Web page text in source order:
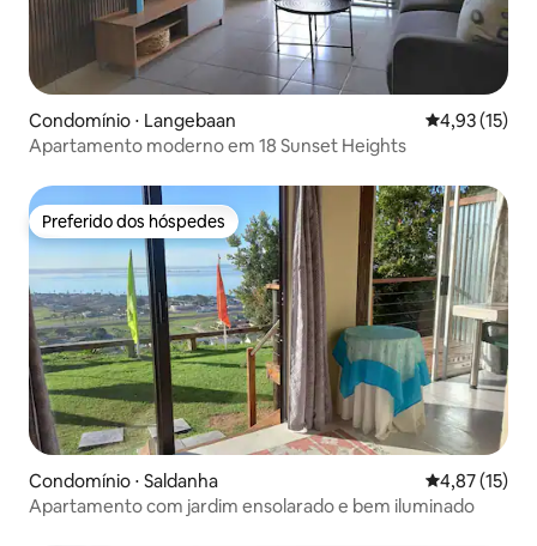
Condomínio ⋅ Langebaan 4,93 de uma
4,93 (15)
Apartamento moderno em 18 Sunset Heights
Preferido dos hóspedes
Preferido dos hóspedes
Condomínio ⋅ Saldanha 4,87 de uma
4,87 (15)
Apartamento com jardim ensolarado e bem iluminado